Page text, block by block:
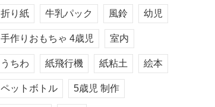
折り紙 牛乳パック 風鈴 幼児
手作りおもちゃ 4歳児 室内
うちわ 紙飛行機 紙粘土 絵本
ペットボトル 5歳児 制作